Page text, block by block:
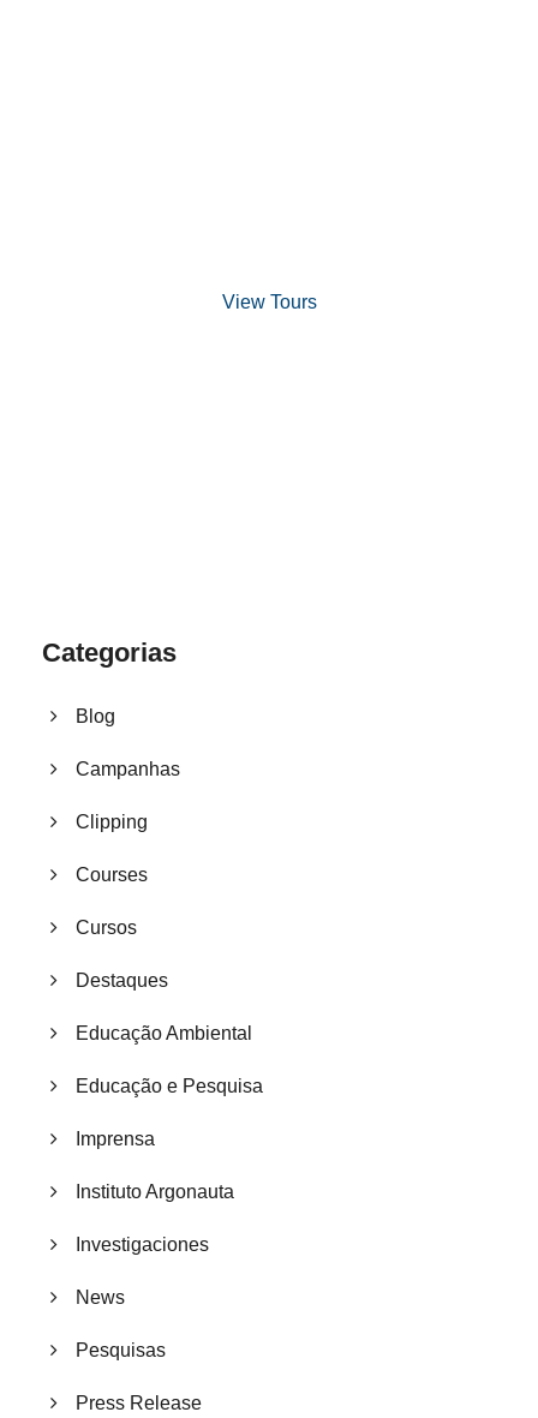
View Tours
Categorias
Blog
Campanhas
Clipping
Courses
Cursos
Destaques
Educação Ambiental
Educação e Pesquisa
Imprensa
Instituto Argonauta
Investigaciones
News
Pesquisas
Press Release